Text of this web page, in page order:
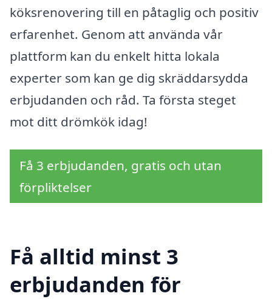
köksrenovering till en påtaglig och positiv
erfarenhet. Genom att använda vår
plattform kan du enkelt hitta lokala
experter som kan ge dig skräddarsydda
erbjudanden och råd. Ta första steget
mot ditt drömkök idag!
Få 3 erbjudanden, gratis och utan
förpliktelser
Få alltid minst 3
erbjudanden för